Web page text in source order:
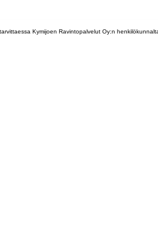
Kymijoen Ravintopalvelut Oy:n